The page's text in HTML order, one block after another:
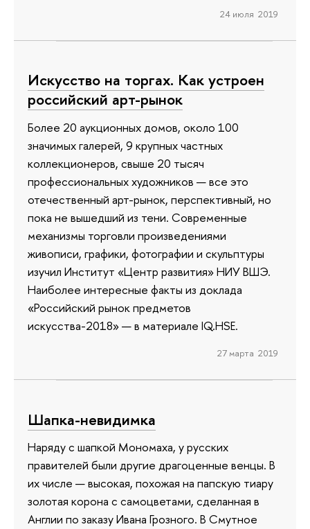
24 июля 2019
Искусство на торгах. Как устроен
российский арт-рынок
Более 20 аукционных домов, около 100
значимых галерей, 9 крупных частных
коллекционеров, свыше 20 тысяч
профессиональных художников — все это
отечественный арт-рынок, перспективный, но
пока не вышедший из тени. Современные
механизмы торговли произведениями
живописи, графики, фотографии и скульптуры
изучил Институт «Центр развития» НИУ ВШЭ.
Наиболее интересные факты из доклада
«Российский рынок предметов
искусства-2018» — в материале IQ.HSE.
27 марта 2019
Шапка-невидимка
Наряду с шапкой Мономаха, у русских
правителей были другие драгоценные венцы. В
их числе — высокая, похожая на папскую тиару
золотая корона с самоцветами, сделанная в
Англии по заказу Ивана Грозного. В Смутное